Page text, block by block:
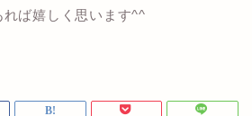
ば嬉しく思います^^